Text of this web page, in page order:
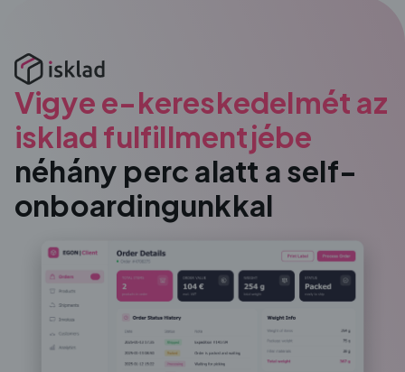
Vigye e-kereskedelmét az
isklad fulfillmentjébe
néhány perc alatt a self-
onboardingunkkal